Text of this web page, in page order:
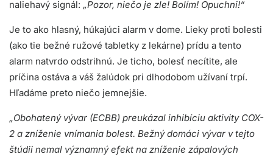
naliehavý signál: „Pozor, niečo je zle! Bolím! Opuchni!“
Je to ako hlasný, húkajúci alarm v dome. Lieky proti bolesti
(ako tie bežné ružové tabletky z lekárne) prídu a tento
alarm natvrdo odstrihnú. Je ticho, bolesť necítite, ale
príčina ostáva a váš žalúdok pri dlhodobom užívaní trpí.
Hľadáme preto niečo jemnejšie.
„Obohatený vývar (ECBB) preukázal inhibíciu aktivity COX-
2 a zníženie vnímania bolest. Bežný domáci vývar v tejto
štúdii nemal významný efekt na zníženie zápalových